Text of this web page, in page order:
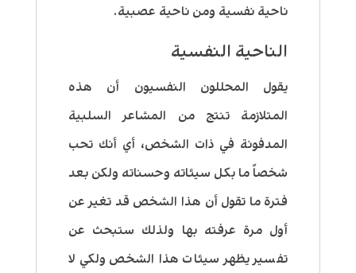
ناحية نفسية ومن ناحية عصبية.
الناحية النفسية
يقول المحللون النفسيون أن هذه
المتلازمة تنتج من المشاعر السلبية
المدفونة في ذات الشخص، أي أنك تحب
شخصاً ما بكل سيئاته وحسناته ولكن بعد
فترة ما تقول أن هذا الشخص قد تغير عن
أول مرة عرفته بها ولذلك ستبحث عن
تفسير يظهر سيئات هذا الشخص ولكي لا